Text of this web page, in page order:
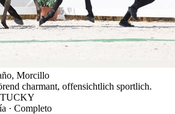
Morcillo
charmant, offensichtlich sportlich.
· Completo